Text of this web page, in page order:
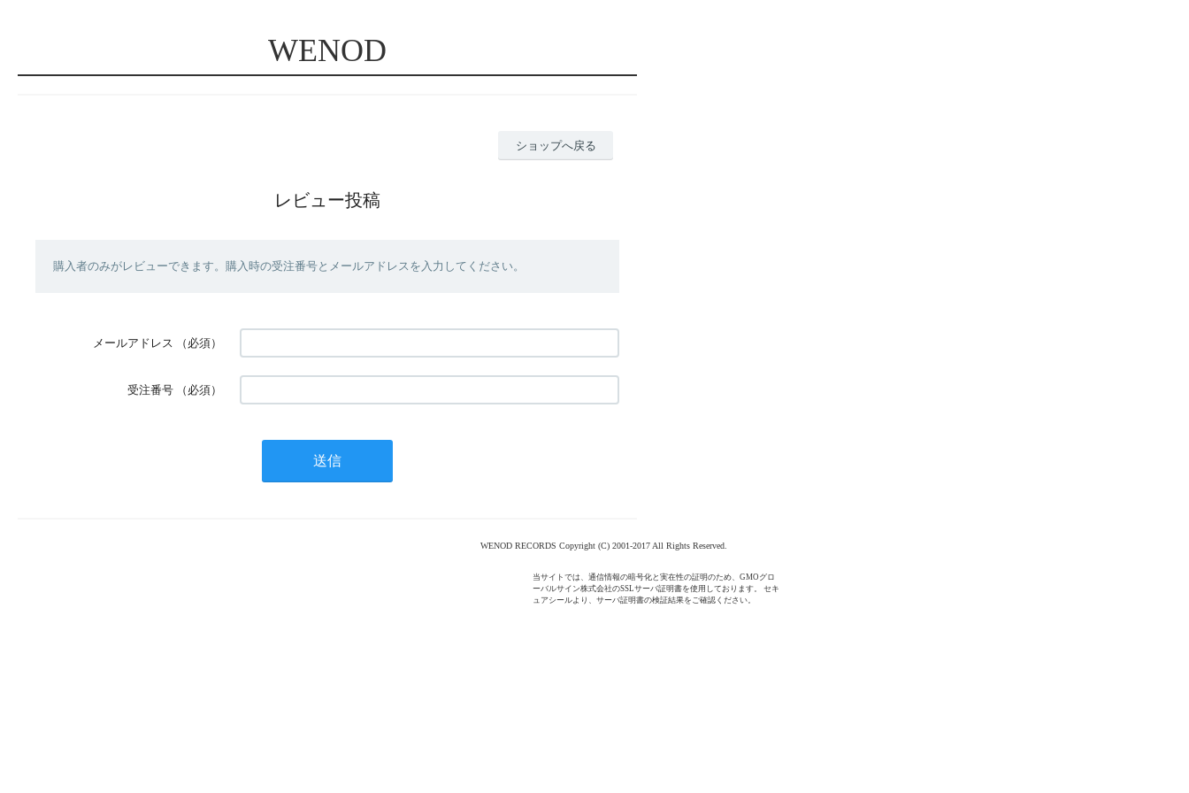
WENOD
ショップへ戻る
レビュー投稿
購入者のみがレビューできます。購入時の受注番号とメールアドレスを入力してください。
メールアドレス （必須）
受注番号 （必須）
WENOD RECORDS Copyright (C) 2001-2017 All Rights Reserved.
当サイトでは、通信情報の暗号化と実在性の証明のため、GMOグロ
ーバルサイン株式会社のSSLサーバ証明書を使用しております。 セキ
ュアシールより、サーバ証明書の検証結果をご確認ください。